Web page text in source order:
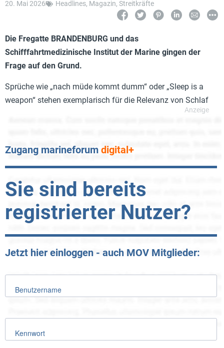
20. Mai 2026 Headlines, Magazin, Streitkräfte
Die Fregatte BRANDENBURG und das
Schifffahrtmedizinische Institut der Marine gingen der
Frage auf den Grund.
Sprüche wie „nach müde kommt dumm“ oder „Sleep is a
weapon“ stehen exemplarisch für die Relevanz von Schlaf
Zugang marineforum digital+
Sie sind bereits
registrierter Nutzer?
Jetzt hier einloggen - auch MOV Mitglieder:
Benutzername
Kennwort